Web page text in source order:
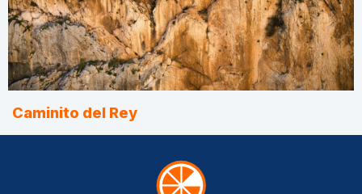
Caminito del Rey